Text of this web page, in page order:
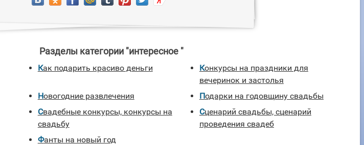
Разделы категории "интересное "
Как подарить красиво деньги
Конкурсы на праздники для
вечеринок и застолья
Новогодние развлечения
Подарки на годовщину свадьбы
Свадебные конкурсы, конкурсы на
свадьбу
Сценарий свадьбы, сценарий
проведения свадеб
Фанты на новый год